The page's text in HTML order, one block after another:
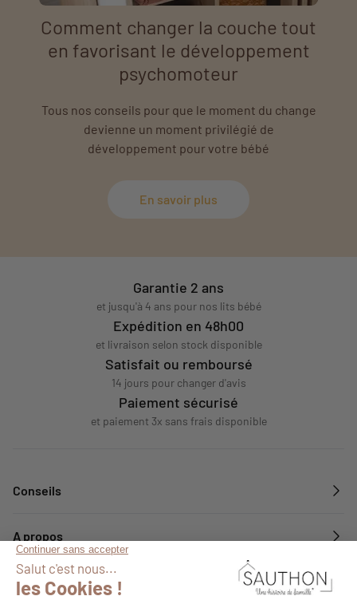
Comment changer la couche tout
en favorisant le développement
psychomoteur
Tous nos conseils pour que le moment du change
devienne un moment privilégié de
développement pour votre bébé
En savoir plus
Garantie 2 ans
et jusqu'à 4 ans pour nos lits bébé
Expédition en 48h00
et livraison selon stock disponible
Satisfait ou remboursé
14 jours pour changer d'avis
Paiement sécurisé
et paiement 3x sans frais disponible
Conseils
A propos
Services